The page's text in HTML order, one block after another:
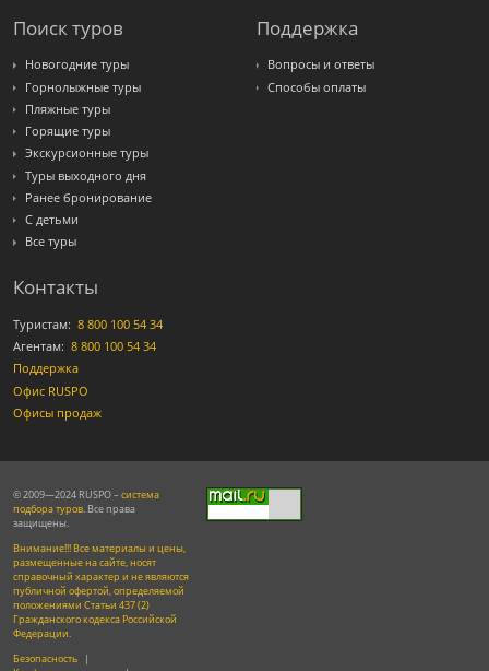
Поиск туров
Новогодние туры
Горнолыжные туры
Пляжные туры
Горящие туры
Экскурсионные туры
Туры выходного дня
Ранее бронирование
С детьми
Все туры
Поддержка
Вопросы и ответы
Способы оплаты
Контакты
Туристам: 8 800 100 54 34
Агентам: 8 800 100 54 34
Поддержка
Офис RUSPO
Офисы продаж
© 2009—2024 RUSPO – система
подбора туров. Все права
защищены.
Внимание!!! Все материалы и цены,
размещенные на сайте, носят
справочный характер и не являются
публичной офертой, определяемой
положениями Статьи 437 (2)
Гражданского кодекса Российской
Федерации.
Безопасность |